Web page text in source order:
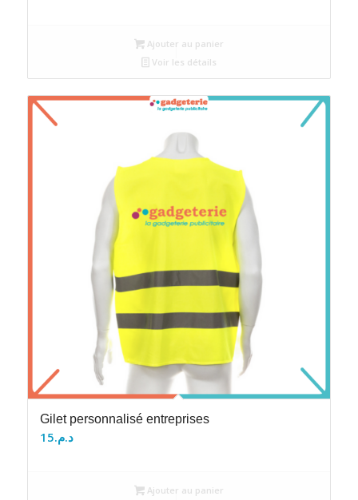
Ajouter au panier
Voir les détails
Gilet personnalisé entreprises
د.م.15
Ajouter au panier